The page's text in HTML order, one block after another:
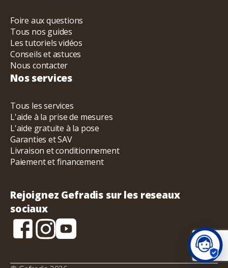
Foire aux questions
Tous nos guides
Les tutoriels vidéos
Conseils et astuces
Nous contacter
Nos services
Tous les services
L'aide à la prise de mesures
L'aide gratuite à la pose
Garanties et SAV
Livraison et conditionnement
Paiement et financement
Rejoignez Gefradis sur les reseaux
sociaux